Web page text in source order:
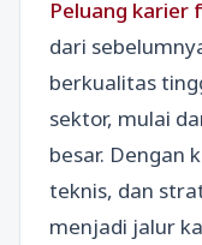
Peluang
dari
berkualitas
sektor, mulai
besar. Dengan
teknis, dan
menjadi jalur